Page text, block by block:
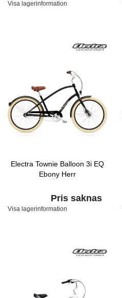
Visa lagerinformation
Electra Townie Balloon 3i EQ
Ebony Herr
Pris saknas
Visa lagerinformation